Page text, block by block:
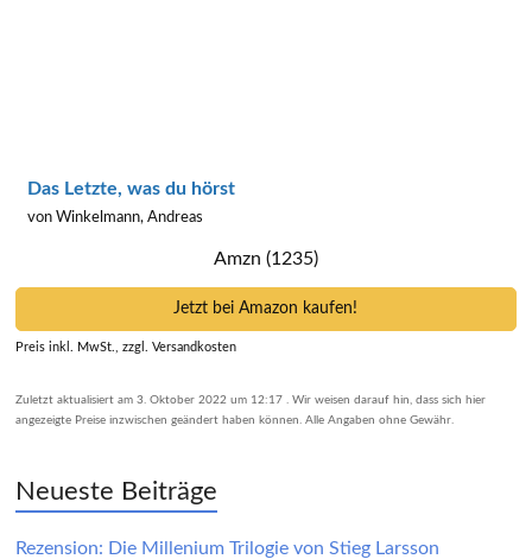
Das Letzte, was du hörst
von Winkelmann, Andreas
Amzn (1235)
Jetzt bei Amazon kaufen!
Preis inkl. MwSt., zzgl. Versandkosten
Zuletzt aktualisiert am 3. Oktober 2022 um 12:17 . Wir weisen darauf hin, dass sich hier
angezeigte Preise inzwischen geändert haben können. Alle Angaben ohne Gewähr.
Neueste Beiträge
Rezension: Die Millenium Trilogie von Stieg Larsson